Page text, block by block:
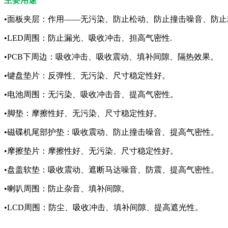
•面板夹层：作用——无污染、防止松动、防止撞击噪音、防
•LED周围：防止漏光、吸收冲击、担高气密性.
•PCB下周边：吸收冲击、吸收震动、填补间隙、隔热效果。
•键盘垫片：反弹性、无污染、尺寸稳定性好。
•电池周围：无污染、吸收冲击音、提高气密性。
•脚垫：摩擦性好、无污染、尺寸稳定性好。
•磁碟机尾部护垫：吸收震动、防止撞击噪音、提高气密性。
•摩擦垫片：摩擦性好、无污染、尺寸稳定性好。
•盘盖软垫：吸收震动、遮断马达噪音、防震、提高气密性。
•喇叭周围：防止杂音、填补间隙。
•LCD周围：防尘、吸收冲击、填补间隙、提高遮光性。